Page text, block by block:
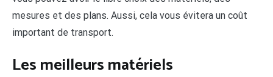
mesures et des plans. Aussi, cela vous évitera un coût
important de transport.
Les meilleurs matériels